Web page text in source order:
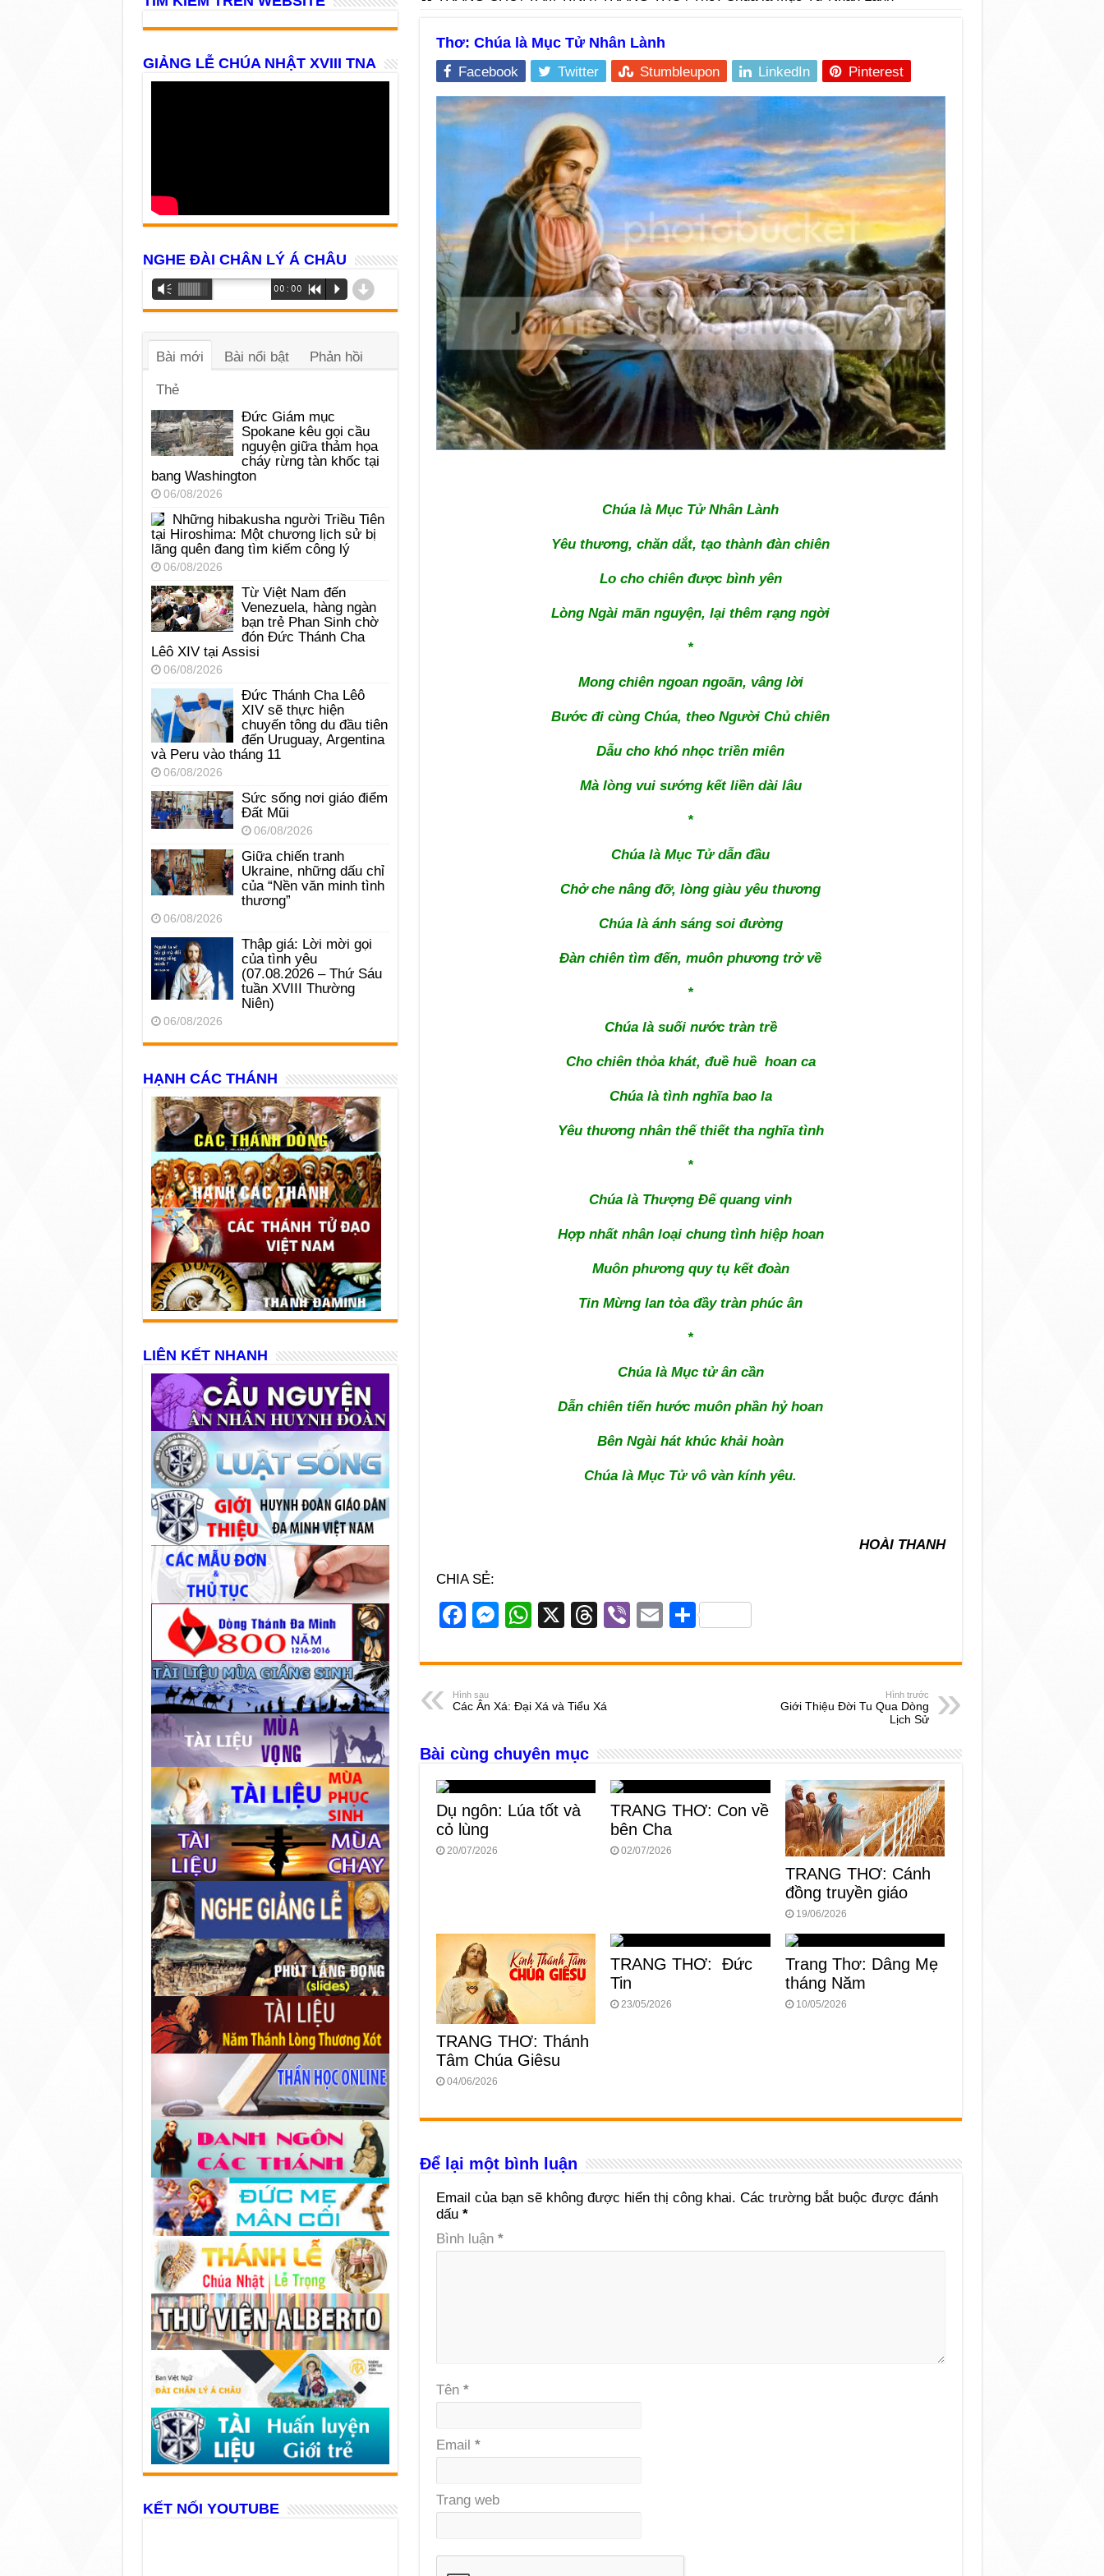
Thơ: Chúa là Mục Tử Nhân Lành
Facebook Twitter Stumbleupon LinkedIn Pinterest
Chúa là Mục Tử Nhân Lành
Yêu thương, chăn dắt, tạo thành đàn chiên
Lo cho chiên được bình yên
Lòng Ngài mãn nguyện, lại thêm rạng ngời
*
Mong chiên ngoan ngoãn, vâng lời
Bước đi cùng Chúa, theo Người Chủ chiên
Dẫu cho khó nhọc triền miên
Mà lòng vui sướng kết liền dài lâu
*
Chúa là Mục Tử dẫn đầu
Chở che nâng đỡ, lòng giàu yêu thương
Chúa là ánh sáng soi đường
Đàn chiên tìm đến, muôn phương trở về
*
Chúa là suối nước tràn trề
Cho chiên thỏa khát, đuề huề hoan ca
Chúa là tình nghĩa bao la
Yêu thương nhân thế thiết tha nghĩa tình
*
Chúa là Thượng Đế quang vinh
Hợp nhất nhân loại chung tình hiệp hoan
Muôn phương quy tụ kết đoàn
Tin Mừng lan tỏa đầy tràn phúc ân
*
Chúa là Mục tử ân cần
Dẫn chiên tiến hước muôn phần hỷ hoan
Bên Ngài hát khúc khải hoàn
Chúa là Mục Tử vô vàn kính yêu.
HOÀI THANH
CHIA SẺ:
F
c
e
b
o
o
k
M
ss
n
g
er
W
at
A
p
p
X
T
e
d
s
Vi
er
E
ail
S
ar
Hình sau
Các Ân Xá: Đại Xá và Tiểu Xá
Hình trước
Giới Thiệu Đời Tu Qua Dòng
Lịch Sử
Bài cùng chuyên mục
Dụ ngôn: Lúa tốt và
cỏ lùng
20/07/2026
TRANG THƠ: Con về
bên Cha
02/07/2026
TRANG THƠ: Cánh
đồng truyền giáo
19/06/2026
TRANG THƠ: Thánh
Tâm Chúa Giêsu
04/06/2026
TRANG THƠ: Đức
Tin
23/05/2026
Trang Thơ: Dâng Mẹ
tháng Năm
10/05/2026
Để lại một bình luận
Email của bạn sẽ không được hiển thị công khai. Các trường bắt buộc được đánh
dấu *
Bình luận *
Tên *
Email *
Trang web
GIẢNG LỄ CHÚA NHẬT XVIII TNA
NGHE ĐÀI CHÂN LÝ Á CHÂU
Trình
phát
âm
Vm 00:00 R P d
Bài mới Bài nổi bật Phản hồi
Thẻ
Đức Giám mục
Spokane kêu gọi cầu
nguyện giữa thảm họa
cháy rừng tàn khốc tại
bang Washington
06/08/2026
Những hibakusha người Triều Tiên
tại Hiroshima: Một chương lịch sử bị
lãng quên đang tìm kiếm công lý
06/08/2026
Từ Việt Nam đến
Venezuela, hàng ngàn
bạn trẻ Phan Sinh chờ
đón Đức Thánh Cha
Lêô XIV tại Assisi
06/08/2026
Đức Thánh Cha Lêô
XIV sẽ thực hiện
chuyến tông du đầu tiên
đến Uruguay, Argentina
và Peru vào tháng 11
06/08/2026
Sức sống nơi giáo điểm
Đất Mũi
06/08/2026
Giữa chiến tranh
Ukraine, những dấu chỉ
của “Nền văn minh tình
thương”
06/08/2026
Thập giá: Lời mời gọi
của tình yêu
(07.08.2026 – Thứ Sáu
tuần XVIII Thường
Niên)
06/08/2026
HẠNH CÁC THÁNH
LIÊN KẾT NHANH
KẾT NỐI YOUTUBE